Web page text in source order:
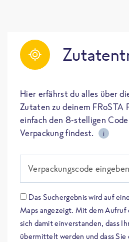
Hier erfährst du alles über
Zutaten zu deinem FRoSTA
einfach den 8-stelligen
Verpackung findest.
i
Verpackungscode eingeben
Das Suchergebnis wird auf
Maps angezeigt. Mit dem Aufruf
sich damit einverstanden, dass
übermittelt werden und dass Sie